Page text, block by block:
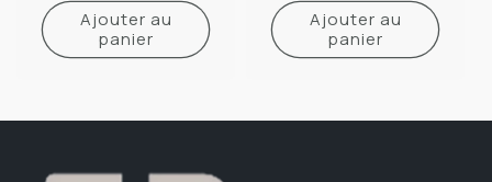
Ajouter au
panier
Ajouter au
panier